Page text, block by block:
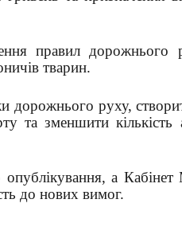
правил дорожнього
тварин.
дорожнього руху,
та зменшити кількість
а Кабінет
до нових вимог.